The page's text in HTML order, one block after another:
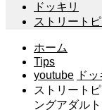
ドッキリ
ストリート
ホーム
Tips
youtube ドッ
ストリート
ングアダル